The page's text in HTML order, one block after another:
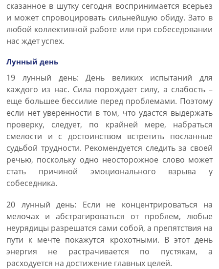
сказанное в шутку сегодня воспринимается всерьез
и может спровоцировать сильнейшую обиду. Зато в
любой коллективной работе или при собеседовании
нас ждет успех.
Лунный день
19 лунный день: День великих испытаний для
каждого из нас. Сила порождает силу, а слабость –
еще большее бессилие перед проблемами. Поэтому
если нет уверенности в том, что удастся выдержать
проверку, следует, по крайней мере, набраться
смелости и с достоинством встретить посланные
судьбой трудности. Рекомендуется следить за своей
речью, поскольку одно неосторожное слово может
стать причиной эмоционального взрыва у
собеседника.
20 лунный день: Если не концентрироваться на
мелочах и абстрагироваться от проблем, любые
неурядицы разрешатся сами собой, а препятствия на
пути к мечте покажутся крохотными. В этот день
энергия не растрачивается по пустякам, а
расходуется на достижение главных целей.